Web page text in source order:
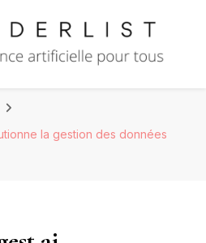
la gestion des données